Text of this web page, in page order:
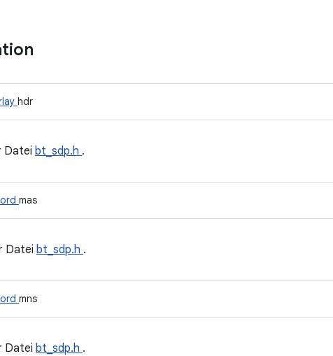
hdr
Datei bt_sdp.h .
mas
Datei bt_sdp.h .
mns
Datei bt_sdp.h .